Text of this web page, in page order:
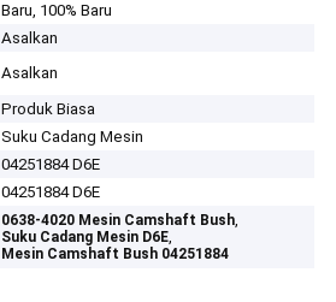
Baru, 100% Baru
Asalkan
Asalkan
Produk Biasa
Suku Cadang Mesin
04251884 D6E
04251884 D6E
0638-4020 Mesin Camshaft Bush,
Suku Cadang Mesin D6E,
Mesin Camshaft Bush 04251884